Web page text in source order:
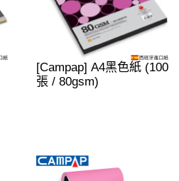
[Campap] A4黑色紙 (100
張 / 80gsm)